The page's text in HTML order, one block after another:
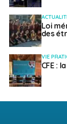
Loi
des
VIE
CFE :